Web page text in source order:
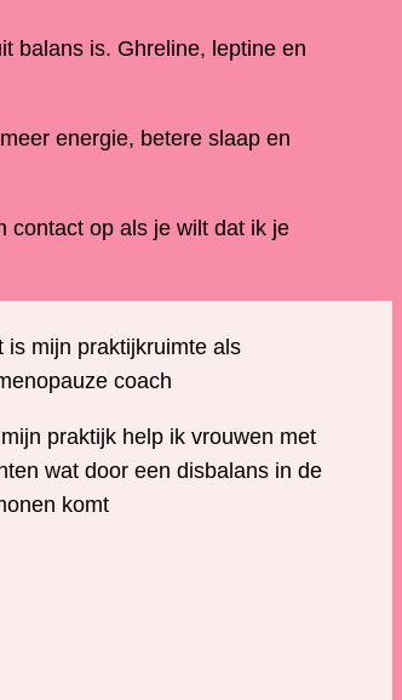
balans is. Ghreline, leptine en
energie, betere slaap en
contact op als je wilt dat ik je